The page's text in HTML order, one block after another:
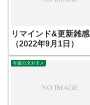
リマインド&更新雑感
（2022年9月1日）
今週のタガタメ